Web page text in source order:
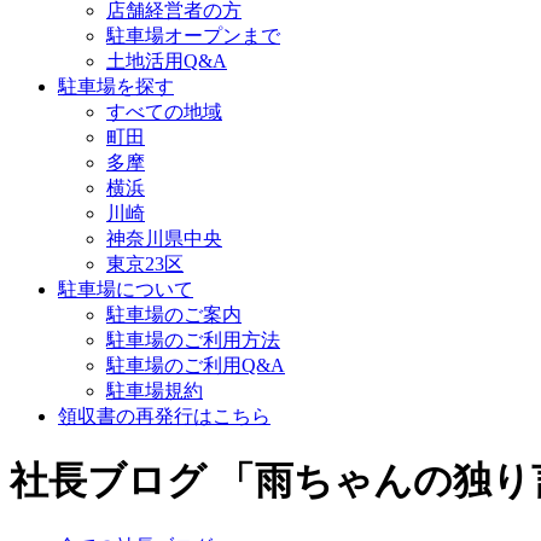
店舗経営者の方
駐車場オープンまで
土地活用Q&A
駐車場を探す
すべての地域
町田
多摩
横浜
川崎
神奈川県中央
東京23区
駐車場について
駐車場のご案内
駐車場のご利用方法
駐車場のご利用Q&A
駐車場規約
領収書の再発行はこちら
社長ブログ 「雨ちゃんの独り